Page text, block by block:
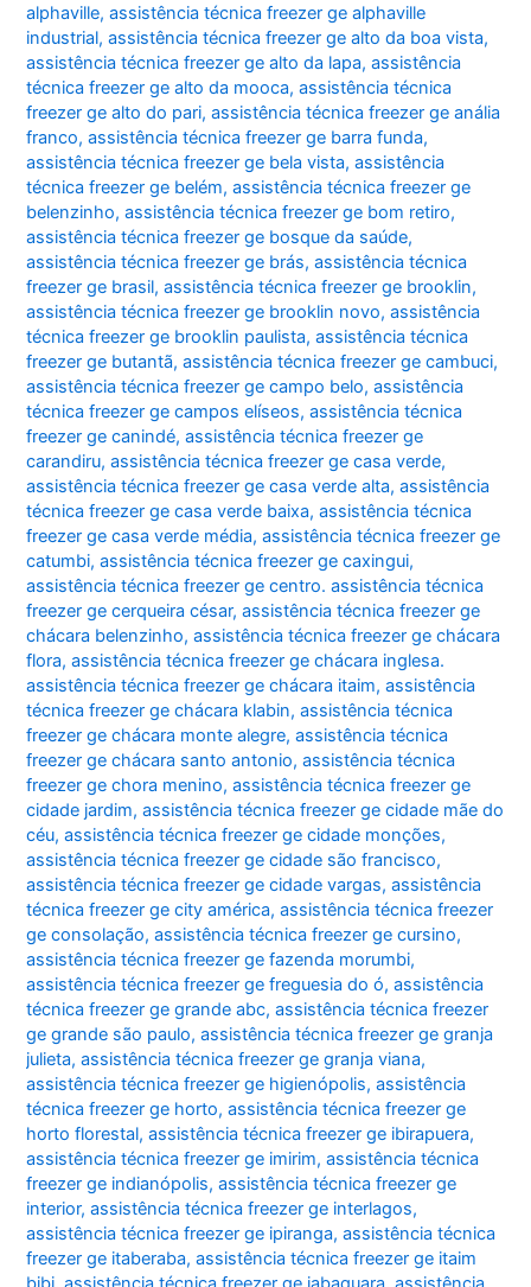
alphaville,assistência técnica freezer ge alphaville
industrial,assistência técnica freezer ge alto da boa vista,
assistência técnica freezer ge alto da lapa,assistência
técnica freezer ge alto da mooca,assistência técnica
freezer ge alto do pari,assistência técnica freezer ge anália
franco,assistência técnica freezer ge barra funda,
assistência técnica freezer ge bela vista,assistência
técnica freezer ge belém,assistência técnica freezer ge
belenzinho,assistência técnica freezer ge bom retiro,
assistência técnica freezer ge bosque da saúde,
assistência técnica freezer ge brás,assistência técnica
freezer ge brasil,assistência técnica freezer ge brooklin,
assistência técnica freezer ge brooklin novo,assistência
técnica freezer ge brooklin paulista,assistência técnica
freezer ge butantã,assistência técnica freezer ge cambuci,
assistência técnica freezer ge campo belo,assistência
técnica freezer ge campos elíseos,assistência técnica
freezer ge canindé,assistência técnica freezer ge
carandiru,assistência técnica freezer ge casa verde,
assistência técnica freezer ge casa verde alta,assistência
técnica freezer ge casa verde baixa,assistência técnica
freezer ge casa verde média,assistência técnica freezer ge
catumbi,assistência técnica freezer ge caxingui,
assistência técnica freezer ge centro. assistência técnica
freezer ge cerqueira césar,assistência técnica freezer ge
chácara belenzinho,assistência técnica freezer ge chácara
flora,assistência técnica freezer ge chácara inglesa.
assistência técnica freezer ge chácara itaim,assistência
técnica freezer ge chácara klabin,assistência técnica
freezer ge chácara monte alegre,assistência técnica
freezer ge chácara santo antonio,assistência técnica
freezer ge chora menino,assistência técnica freezer ge
cidade jardim,assistência técnica freezer ge cidade mãe do
céu,assistência técnica freezer ge cidade monções,
assistência técnica freezer ge cidade são francisco,
assistência técnica freezer ge cidade vargas,assistência
técnica freezer ge city américa,assistência técnica freezer
ge consolação,assistência técnica freezer ge cursino,
assistência técnica freezer ge fazenda morumbi,
assistência técnica freezer ge freguesia do ó,assistência
técnica freezer ge grande abc,assistência técnica freezer
ge grande são paulo,assistência técnica freezer ge granja
julieta,assistência técnica freezer ge granja viana,
assistência técnica freezer ge higienópolis,assistência
técnica freezer ge horto,assistência técnica freezer ge
horto florestal,assistência técnica freezer ge ibirapuera,
assistência técnica freezer ge imirim,assistência técnica
freezer ge indianópolis,assistência técnica freezer ge
interior,assistência técnica freezer ge interlagos,
assistência técnica freezer ge ipiranga,assistência técnica
freezer ge itaberaba,assistência técnica freezer ge itaim